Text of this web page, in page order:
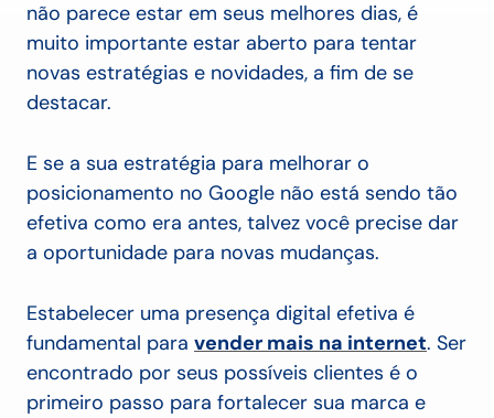
não parece estar em seus melhores dias, é
muito importante estar aberto para tentar
novas estratégias e novidades, a fim de se
destacar.
E se a sua estratégia para melhorar o
posicionamento no Google não está sendo tão
efetiva como era antes, talvez você precise dar
a oportunidade para novas mudanças.
Estabelecer uma presença digital efetiva é
fundamental para vender mais na internet. Ser
encontrado por seus possíveis clientes é o
primeiro passo para fortalecer sua marca e